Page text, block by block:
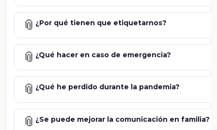
📎 ¿Por qué tienen que etiquetarnos?
📎 ¿Qué hacer en caso de emergencia?
📎 ¿Qué he perdido durante la pandemia?
📎 ¿Se puede mejorar la comunicación en familia?